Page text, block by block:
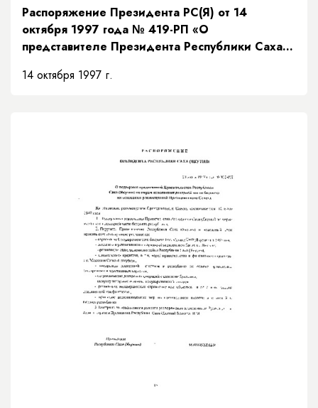
Распоряжение Президента РС(Я) от 14
октября 1997 года № 419-РП «О
представителе Президента Республики Саха
14 октября 1997 г.